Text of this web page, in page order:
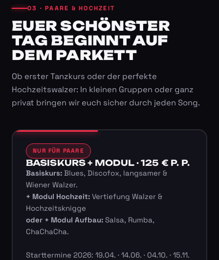
03 · PAARE & HOCHZEIT
EUER SCHÖNSTER
TAG BEGINNT AUF
DEM PARKETT
Ob erster Tanzkurs oder der perfekte
Hochzeitswalzer: In kleinen Gruppen oder ganz
privat bringen wir euch sicher durch jeden Song.
NUR FÜR PAARE
BASISKURS + MODUL · 125 € P. P.
Basiskurs:Blues, Discofox, langsamer &
Wiener Walzer.
+ Modul Hochzeit:Vertiefung Walzer &
Hochzeitsknigge
oder + Modul Aufbau:Salsa, Rumba,
ChaChaCha.
Starttermine 2026: 19.04. · 14.06. · 04.10. · 15.11.